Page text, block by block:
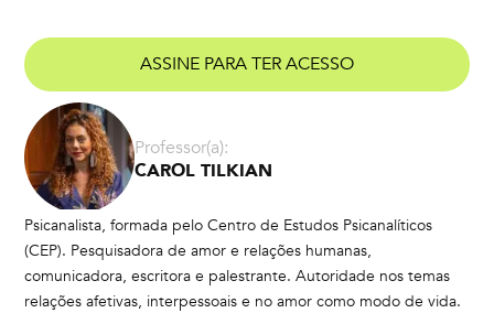
ASSINE PARA TER ACESSO
Professor(a):
CAROL TILKIAN
Psicanalista, formada pelo Centro de Estudos Psicanalíticos
(CEP). Pesquisadora de amor e relações humanas,
comunicadora, escritora e palestrante. Autoridade nos temas
relações afetivas, interpessoais e no amor como modo de vida.